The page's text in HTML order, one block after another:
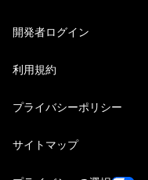
開発者ログイン
利用規約
プライバシーポリシー
サイトマップ